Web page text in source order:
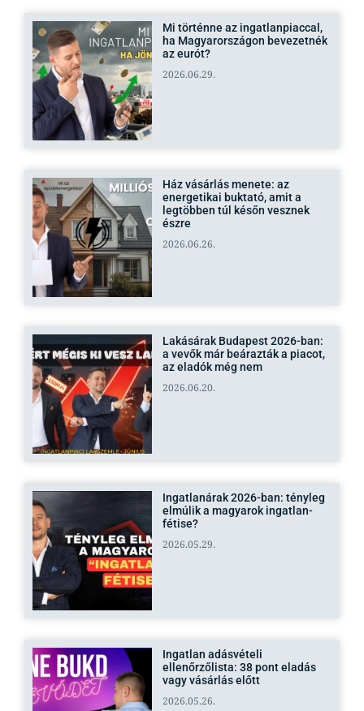
Mi történne az ingatlanpiaccal,
ha Magyarországon bevezetnék
az eurót?
2026.06.29.
Ház vásárlás menete: az
energetikai buktató, amit a
legtöbben túl későn vesznek
észre
2026.06.26.
Lakásárak Budapest 2026-ban:
a vevők már beárazták a piacot,
az eladók még nem
2026.06.20.
Ingatlanárak 2026-ban: tényleg
elmúlik a magyarok ingatlan-
fétise?
2026.05.29.
Ingatlan adásvételi
ellenőrzőlista: 38 pont eladás
vagy vásárlás előtt
2026.05.26.